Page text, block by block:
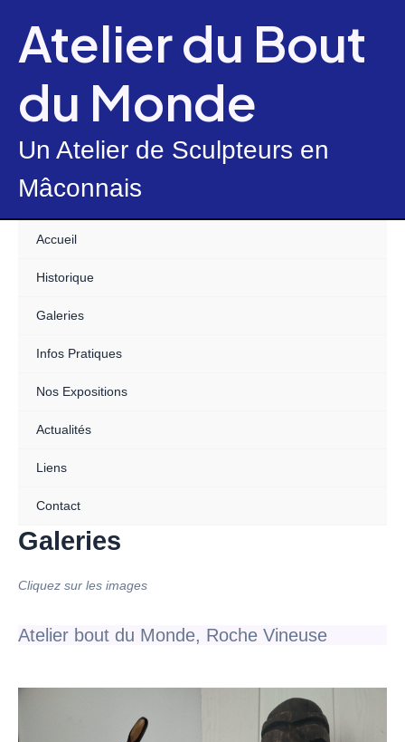
contentAtelier du Bout
du Monde
Un Atelier de Sculpteurs en
Mâconnais
Accueil
Historique
Galeries
Infos Pratiques
Nos Expositions
Actualités
Liens
Contact
Galeries
Cliquez sur les images
Atelier bout du Monde, Roche Vineuse